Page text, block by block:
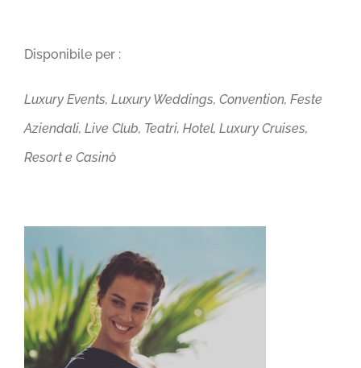
Disponibile per :
Luxury Events, Luxury Weddings, Convention, Feste
Aziendali, Live Club, Teatri, Hotel, Luxury Cruises,
Resort e Casinò